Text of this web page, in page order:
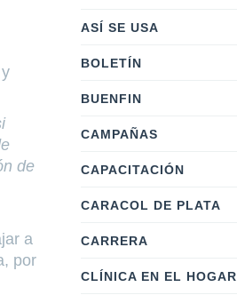
de
a
por
ASÍ SE USA
BOLETÍN
BUENFIN
CAMPAÑAS
CAPACITACIÓN
CARACOL DE PLATA
CARRERA
CLÍNICA EN EL HOGAR